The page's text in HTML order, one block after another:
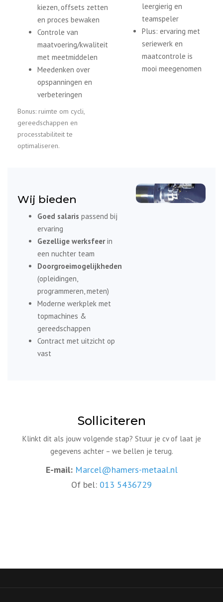
kiezen, offsets zetten
en proces bewaken
Controle van
maatvoering/kwaliteit
met meetmiddelen
Meedenken over
opspanningen en
verbeteringen
Bonus: ruimte om cycli,
gereedschappen en
processtabiliteit te
optimaliseren.
leergierig en
teamspeler
Plus: ervaring met
seriewerk en
maatcontrole is
mooi meegenomen
Wij bieden
Goed salaris passend bij
ervaring
Gezellige werksfeerin
een nuchter team
Doorgroeimogelijkheden
(opleidingen,
programmeren, meten)
Moderne werkplek met
topmachines &
gereedschappen
Contract met uitzicht op
vast
Solliciteren
Klinkt dit als jouw volgende stap? Stuur je cv of laat je
gegevens achter – we bellen je terug.
E-mail: Marcel@hamers-metaal.nl
Of bel: 013 5436729